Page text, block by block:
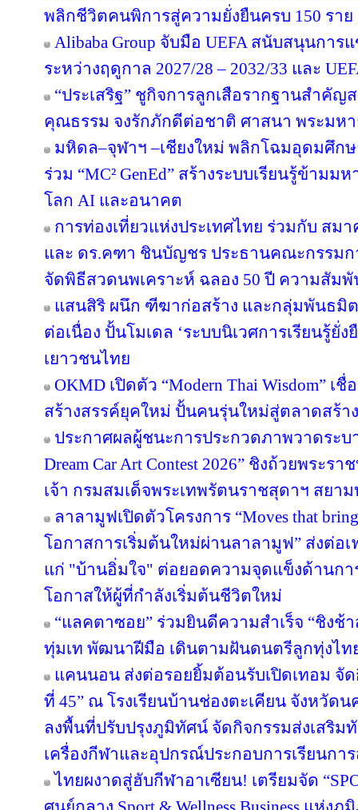
พลิกชีวิตคนพิการสู่ความยั่งยืนครบ 150 ราย
Alibaba Group จับมือ UEFA สนับสนุนกา
ระหว่างฤดูกาล 2027/28 – 2032/33 และ
“ประเสริฐ” ชูกิจการลูกเสือรากฐานสำคัญ
คุณธรรม จงรักภักดีต่อชาติ ศาสนา พระมห
มหิดล–จุฬาฯ –เชียงใหม่ พลิกโฉมอุดมศึก
ร่วม “MC² GenEd” สร้างระบบเรียนรู้ข้าม
โลก AI และอนาคต
การท่องเที่ยวแห่งประเทศไทย ร่วมกับ สม
และ ดร.คฑา ชินบัญชร ประธานคณะกรรมก
จัดพิธีสวดนพเคราะห์ ฉลอง 50 ปี ความสัม
แสนสิริ ผนึก ฑีฆาก่อสร้าง และกลุ่มพันธมิ
ต่อเนื่อง ปั้นโมเดล ‘ระบบนิเวศการเรียนรู้
เยาวชนไทย
OKMD เปิดตัว “Modern Thai Wisdom”
สร้างสรรค์ยุคใหม่ ปั้นคนรุ่นใหม่สู่ตลาดสร้า
ประกาศผลผู้ชนะการประกวดภาพวาดระบ
Dream Car Art Contest 2026” ชิงถ้วยพระ
เจ้า กรมสมเด็จพระเทพรัตนราชสุดาฯ สยา
ลาลามูฟเปิดตัวโครงการ “Moves that
โอกาสการเริ่มต้นใหม่ผ่านลาลามูฟ” ส่งต่อเ
แก่ "บ้านอิ่มใจ" ต่อยอดความจุดแข็งด้านก
โอกาสให้ผู้ที่กำลังเริ่มต้นชีวิตใหม่
“แลคตาซอย” ร่วมยินดีความสำเร็จ “ชิงช้
ทุ่มเท พัฒนาฝีมือ เดินตามฝันดนตรีลูกทุ่งไท
แคนนอน ส่งต่อรอยยิ้มต้อนรับเปิดเทอม จัด
ที่ 45” ณ โรงเรียนบ้านช่องตะเคียน จังหวัด
ลงพื้นที่ปรับปรุงภูมิทัศน์ จัดกิจกรรมส่งเสริม
เครื่องกีฬาและอุปกรณ์ประกอบการเรียนกา
ไทยผงาดสู่ฮับกีฬาอาเซียน! เตรียมจัด